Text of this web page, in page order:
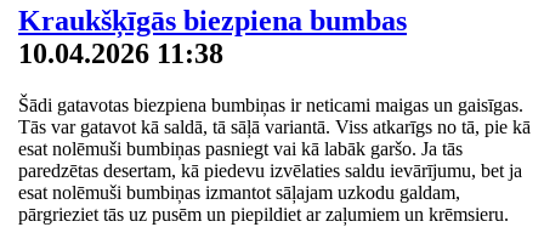
Kraukšķīgās biezpiena bumbas
10.04.2026 11:38
Šādi gatavotas biezpiena bumbiņas ir neticami maigas un gaisīgas.
Tās var gatavot kā saldā, tā sāļā variantā. Viss atkarīgs no tā, pie kā
esat nolēmuši bumbiņas pasniegt vai kā labāk garšo. Ja tās
paredzētas desertam, kā piedevu izvēlaties saldu ievārījumu, bet ja
esat nolēmuši bumbiņas izmantot sāļajam uzkodu galdam,
pārgrieziet tās uz pusēm un piepildiet ar zaļumiem un krēmsieru.